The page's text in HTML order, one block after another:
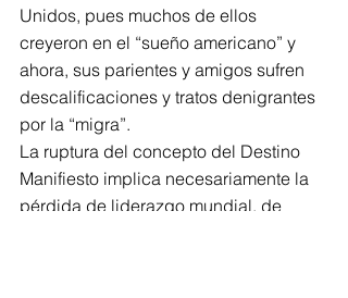
Unidos, pues muchos de ellos
creyeron en el “sueño americano” y
ahora, sus parientes y amigos sufren
descalificaciones y tratos denigrantes
por la “migra”.
La ruptura del concepto del Destino
Manifiesto implica necesariamente la
pérdida de liderazgo mundial, de